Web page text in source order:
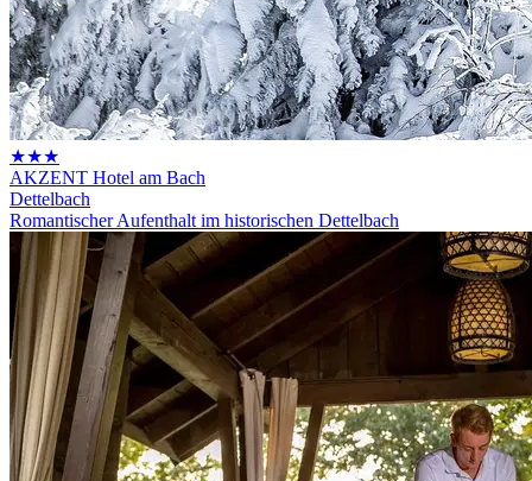
★★★
AKZENT Hotel am Bach
Dettelbach
Romantischer Aufenthalt im historischen Dettelbach